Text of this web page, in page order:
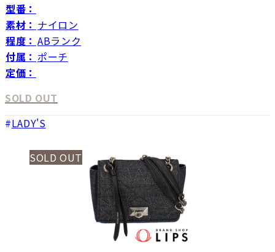
型番：
素材： ナイロン
程度： ABランク
付属： ポーチ
定価：
SOLD OUT
LADY'S
SOLD OUT